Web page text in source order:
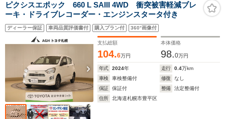
ピクシスエポック 660 L SAIII 4WD 衝突被害軽減ブレ
ーキ・ドライブレコーダー・エンジンスタータ付き
ディーラー保証 車両品質評価書付 購入プラン付 360°画像付
支払総額
104.6万円
本体価格
98.0万円
年式 2024年 走行 0.4万km
車検
車検整備付 修復
なし
保証
保証付 整備
法定整備付
住所
北海道札幌市豊平区